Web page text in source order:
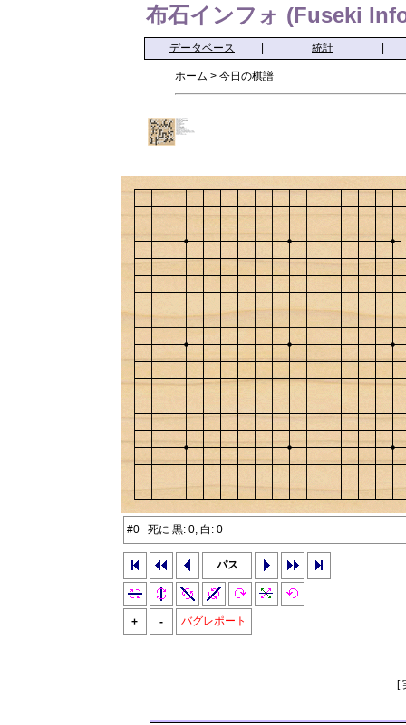
布石インフォ (Fuseki
データベース 統計
ホーム > 今日の棋譜
#0 死に 黒: 0, 白: 0
パス
+ - バグレポート
[